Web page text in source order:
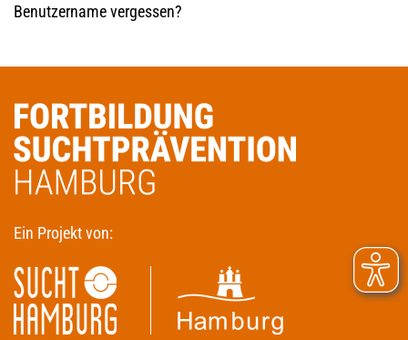
Benutzername vergessen?
Ein Projekt von: